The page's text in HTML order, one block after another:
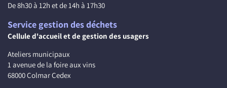
De 8h30 à 12h et de 14h à 17h30
Service gestion des déchets
Cellule d'accueil et de gestion des usagers
Ateliers municipaux
1 avenue de la foire aux vins
68000 Colmar Cedex